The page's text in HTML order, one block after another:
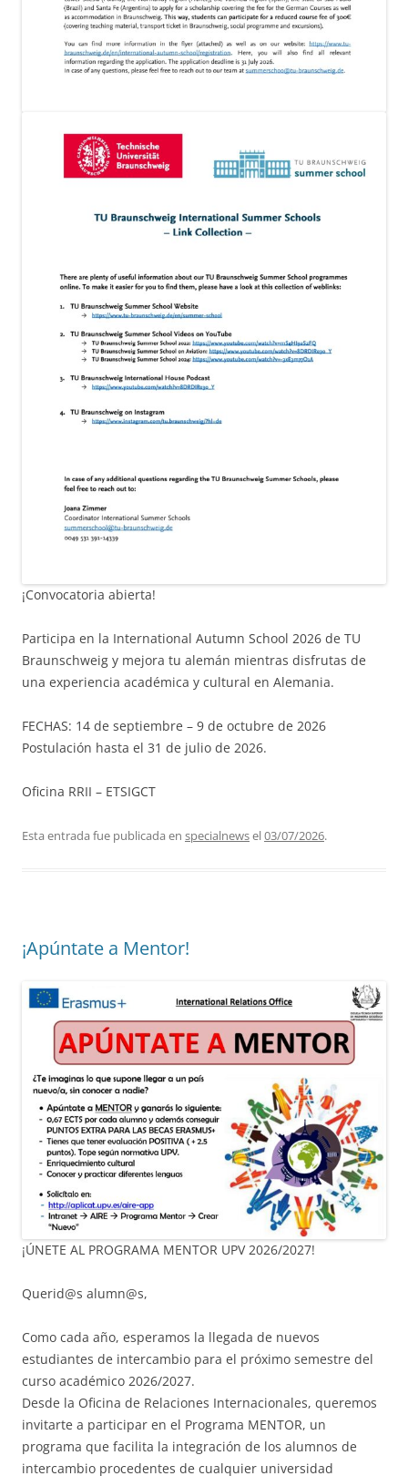
¡Convocatoria abierta!
Participa en la International Autumn School 2026 de TU
Braunschweig y mejora tu alemán mientras disfrutas de
una experiencia académica y cultural en Alemania.
FECHAS: 14 de septiembre – 9 de octubre de 2026
Postulación hasta el 31 de julio de 2026.
Oficina RRII – ETSIGCT
Esta entrada fue publicada en specialnewsel03/07/2026.
¡Apúntate a Mentor!
¡ÚNETE AL PROGRAMA MENTOR UPV 2026/2027!
Querid@s alumn@s,
Como cada año, esperamos la llegada de nuevos
estudiantes de intercambio para el próximo semestre del
curso académico 2026/2027.
Desde la Oficina de Relaciones Internacionales, queremos
invitarte a participar en el Programa MENTOR, un
programa que facilita la integración de los alumnos de
intercambio procedentes de cualquier universidad